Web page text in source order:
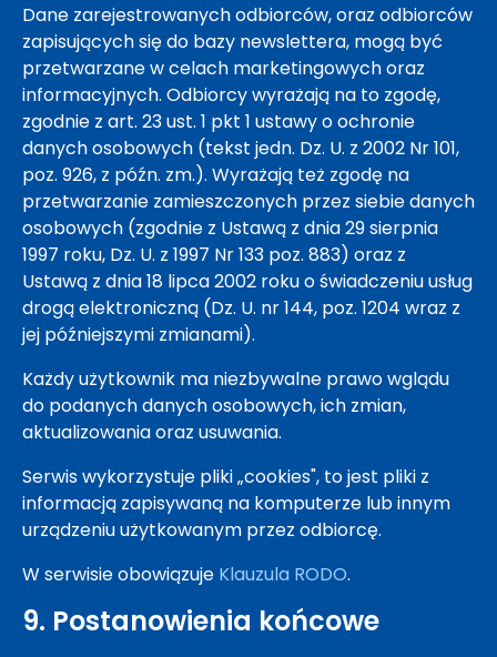
Dane zarejestrowanych odbiorców, oraz odbiorców
zapisujących się do bazy newslettera, mogą być
przetwarzane w celach marketingowych oraz
informacyjnych. Odbiorcy wyrażają na to zgodę,
zgodnie z art. 23 ust. 1 pkt 1 ustawy o ochronie
danych osobowych (tekst jedn. Dz. U. z 2002 Nr 101,
poz. 926, z późn. zm.). Wyrażają też zgodę na
przetwarzanie zamieszczonych przez siebie danych
osobowych (zgodnie z Ustawą z dnia 29 sierpnia
1997 roku, Dz. U. z 1997 Nr 133 poz. 883) oraz z
Ustawą z dnia 18 lipca 2002 roku o świadczeniu usług
drogą elektroniczną (Dz. U. nr 144, poz. 1204 wraz z
jej późniejszymi zmianami).
Każdy użytkownik ma niezbywalne prawo wglądu
do podanych danych osobowych, ich zmian,
aktualizowania oraz usuwania.
Serwis wykorzystuje pliki „cookies", to jest pliki z
informacją zapisywaną na komputerze lub innym
urządzeniu użytkowanym przez odbiorcę.
W serwisie obowiązuje Klauzula RODO.
9. Postanowienia końcowe